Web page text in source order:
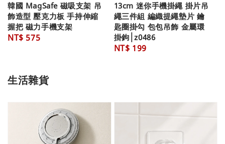
韓國 MagSafe 磁吸支架 吊
飾造型 壓克力板 手持伸縮
握把 磁力手機支架
Regular
NT$ 575
13cm 迷你手機掛繩 掛片吊
繩三件組 編織提繩墊片 鑰
匙圈掛勾 包包吊飾 金屬環
掛鉤│z0486
Regular
NT$ 199
生活雜貨